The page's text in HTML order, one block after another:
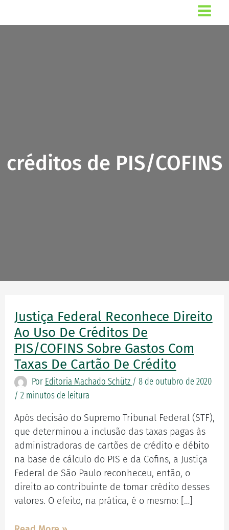
créditos de PIS/COFINS
Justiça Federal Reconhece Direito
Ao Uso De Créditos De
PIS/COFINS Sobre Gastos Com
Taxas De Cartão De Crédito
Por Editoria Machado Schütz / 8 de outubro de 2020
/ 2 minutos de leitura
Após decisão do Supremo Tribunal Federal (STF),
que determinou a inclusão das taxas pagas às
administradoras de cartões de crédito e débito
na base de cálculo do PIS e da Cofins, a Justiça
Federal de São Paulo reconheceu, então, o
direito ao contribuinte de tomar crédito desses
valores. O efeito, na prática, é o mesmo: […]
Justiça
Federal
reconhece
direito
ao
uso
de
créditos
de
PIS/COFINS
sobre
gastos
com
taxas
cartão